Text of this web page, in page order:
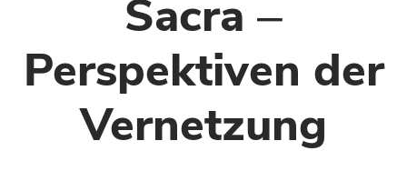
Sacra ‒
Perspektiven der
Vernetzung